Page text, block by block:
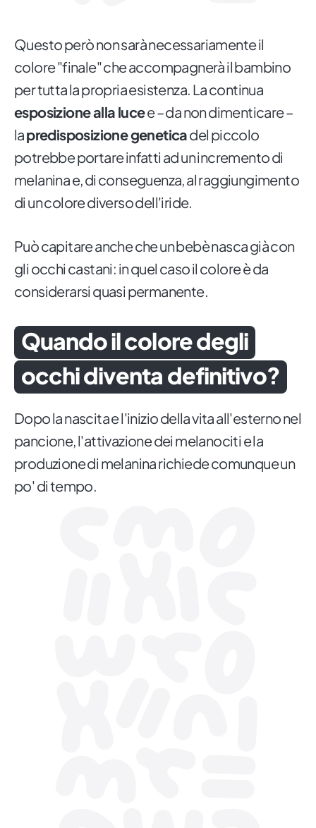
Questo però non sarà necessariamente il
colore "finale" che accompagnerà il bambino
per tutta la propria esistenza. La continua
esposizione alla lucee – da non dimenticare –
lapredisposizione geneticadel piccolo
potrebbe portare infatti ad un incremento di
melanina e, di conseguenza, al raggiungimento
di un colore diverso dell'iride.
Può capitare anche che un bebè nasca già con
gli occhi castani: in quel caso il colore è da
considerarsi quasi permanente.
Quando il colore degli
occhi diventa definitivo?
Dopo la nascita e l'inizio della vita all'esterno nel
pancione, l'attivazione dei melanociti e la
produzione di melanina richiede comunque un
po' di tempo.